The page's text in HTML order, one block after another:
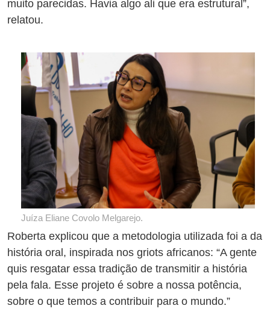
muito parecidas. Havia algo ali que era estrutural”,
relatou.
Juíza Eliane Covolo Melgarejo.
Roberta explicou que a metodologia utilizada foi a da
história oral, inspirada nos griots africanos: “A gente
quis resgatar essa tradição de transmitir a história
pela fala. Esse projeto é sobre a nossa potência,
sobre o que temos a contribuir para o mundo.”